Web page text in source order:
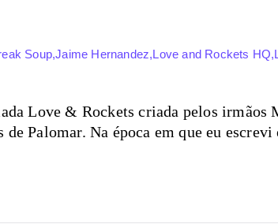
Soup,Jaime Hernandez,Love and Rockets HQ,
Love & Rockets criada pelos irmãos
Palomar. Na época em que eu